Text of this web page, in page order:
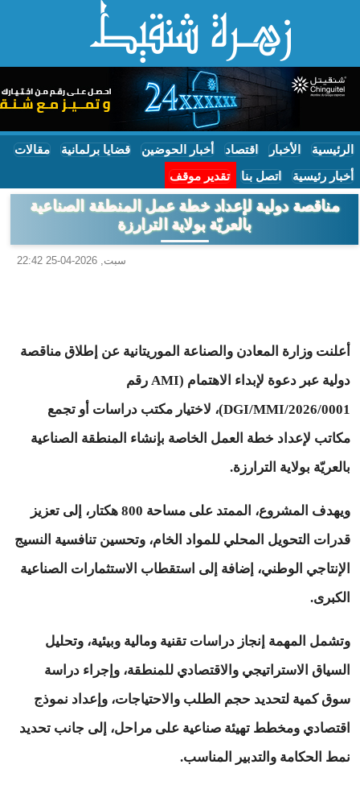
الرئيسية الأخبار اقتصاد أخبار الحوضين قضايا برلمانية مقالات
أخبار رئيسية اتصل بنا تقدير موقف
مناقصة دولية لإعداد خطة عمل المنطقة الصناعية
بالعريّة بولاية الترارزة
سبت, 2026-04-25 22:42
أعلنت وزارة المعادن والصناعة الموريتانية عن إطلاق مناقصة
دولية عبر دعوة لإبداء الاهتمام (AMI رقم
0001/DGI/MMI/2026)، لاختيار مكتب دراسات أو تجمع
مكاتب لإعداد خطة العمل الخاصة بإنشاء المنطقة الصناعية
بالعريّة بولاية الترارزة.
ويهدف المشروع، الممتد على مساحة 800 هكتار، إلى تعزيز
قدرات التحويل المحلي للمواد الخام، وتحسين تنافسية النسيج
الإنتاجي الوطني، إضافة إلى استقطاب الاستثمارات الصناعية
الكبرى.
وتشمل المهمة إنجاز دراسات تقنية ومالية وبيئية، وتحليل
السياق الاستراتيجي والاقتصادي للمنطقة، وإجراء دراسة
سوق كمية لتحديد حجم الطلب والاحتياجات، وإعداد نموذج
اقتصادي ومخطط تهيئة صناعية على مراحل، إلى جانب تحديد
نمط الحكامة والتدبير المناسب.